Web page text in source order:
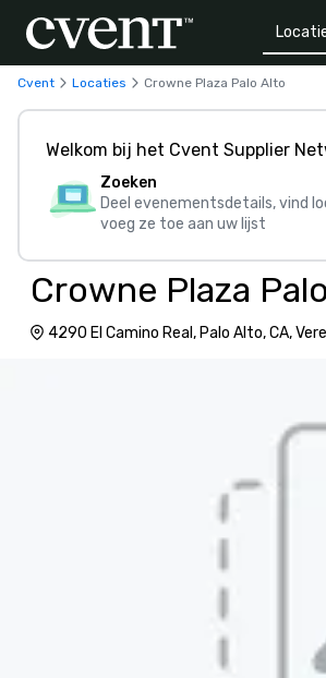
Cvent Locaties Crowne Plaza Palo Alto
Welkom bij het Cvent Supplier
Zoeken
Deel evenementsdetails, vind
voeg ze toe aan uw lijst
Crowne Plaza
4290 El Camino Real, Palo Alto, CA,